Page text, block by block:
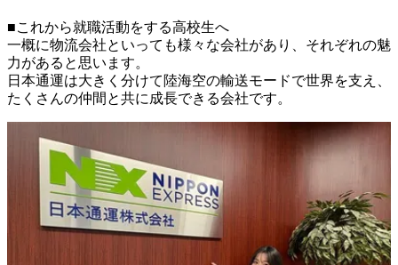
■これから就職活動をする高校生へ
一概に物流会社といっても様々な会社があり、それぞれの魅
力があると思います。
日本通運は大きく分けて陸海空の輸送モードで世界を支え、
たくさんの仲間と共に成長できる会社です。